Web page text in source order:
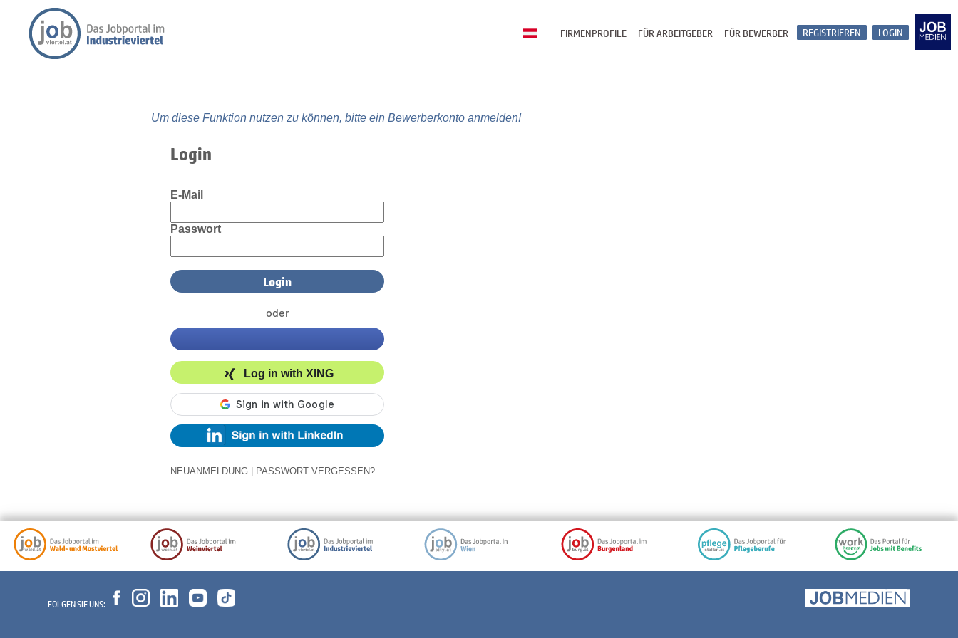
LOGIN
REGISTRIEREN
FÜR BEWERBER
FÜR ARBEITGEBER
FIRMENPROFILE
Um diese Funktion nutzen zu können, bitte ein Bewerberkonto anmelden!
Login
E-Mail
Passwort
oder
Log in with XING
NEUANMELDUNG PASSWORT VERGESSEN?
FOLGEN SIE UNS: